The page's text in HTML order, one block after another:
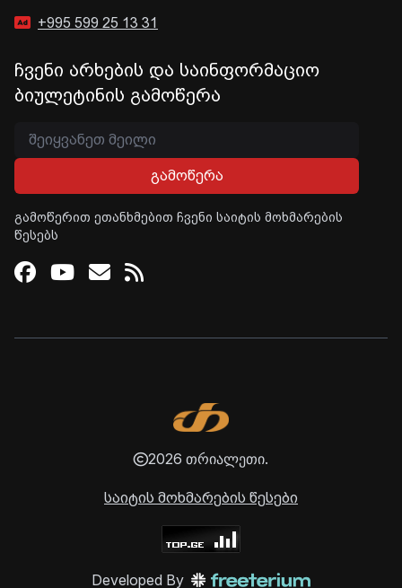
+995 599 25 13 31
ჩვენი არხების და საინფორმაციო
ბიულეტინის გამოწერა
გამოწერა
გამოწერით ეთანხმებით ჩვენი საიტის მოხმარების
წესებს
Facebook
Youtube
Email
RSS
2026 თრიალეთი.
საიტის მოხმარების წესები
Developed By